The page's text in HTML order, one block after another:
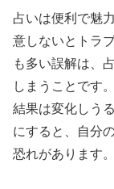
占いは便利で魅
意しないとトラ
も多い誤解は、
しまうことです
結果は変化しう
にすると、自分
恐れがあります。